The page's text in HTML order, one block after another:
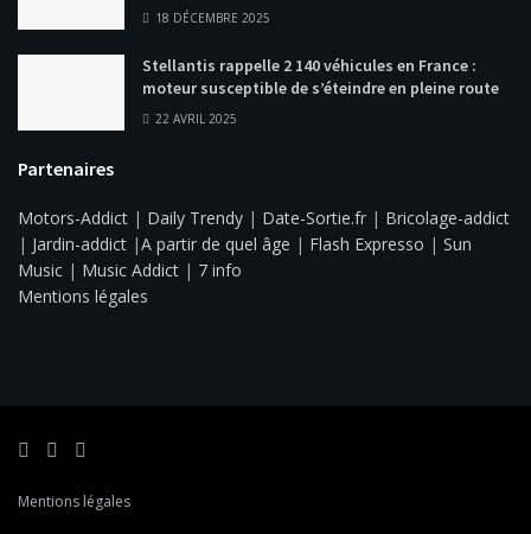
18 DÉCEMBRE 2025
Stellantis rappelle 2 140 véhicules en France :
moteur susceptible de s’éteindre en pleine route
22 AVRIL 2025
Partenaires
Motors-Addict | Daily Trendy | Date-Sortie.fr | Bricolage-addict
| Jardin-addict |A partir de quel âge | Flash Expresso | Sun
Music | Music Addict | 7 info
Mentions légales
Mentions légales